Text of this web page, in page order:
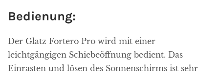
Bedienung:
Der Glatz Fortero Pro wird mit einer
leichtgängigen Schiebeöffnung bedient. Das
Einrasten und lösen des Sonnenschirms ist sehr